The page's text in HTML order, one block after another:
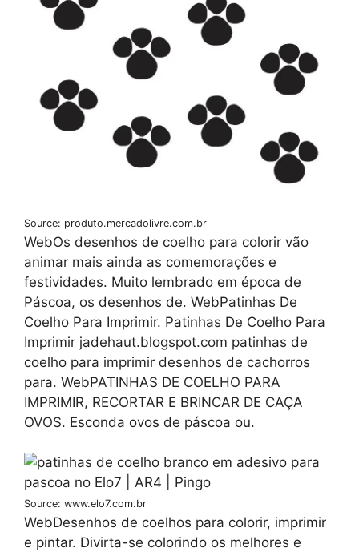
Source: produto.mercadolivre.com.br
WebOs desenhos de coelho para colorir vão
animar mais ainda as comemorações e
festividades. Muito lembrado em época de
Páscoa, os desenhos de. WebPatinhas De
Coelho Para Imprimir. Patinhas De Coelho Para
Imprimir jadehaut.blogspot.com patinhas de
coelho para imprimir desenhos de cachorros
para. WebPATINHAS DE COELHO PARA
IMPRIMIR, RECORTAR E BRINCAR DE CAÇA
OVOS. Esconda ovos de páscoa ou.
Source: www.elo7.com.br
WebDesenhos de coelhos para colorir, imprimir
e pintar. Divirta-se colorindo os melhores e